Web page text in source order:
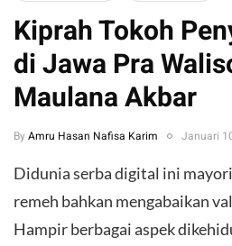
Kiprah Tokoh
di Jawa Pra
Maulana Akbar
By Amru Hasan Nafisa Karim Januari
Didunia serba digital ini
remeh bahkan mengabaikan
Hampir berbagai aspek